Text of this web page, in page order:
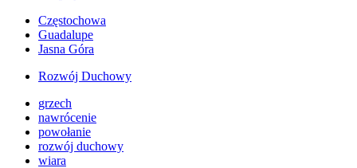
Częstochowa
Guadalupe
Jasna Góra
Rozwój Duchowy
grzech
nawrócenie
powołanie
rozwój duchowy
wiara